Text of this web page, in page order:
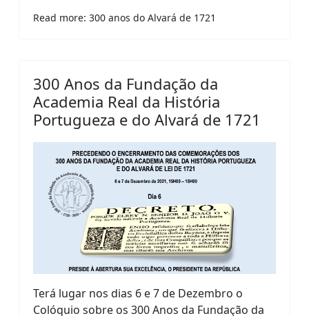
Read more: 300 anos do Alvará de 1721
300 Anos da Fundação da
Academia Real da História
Portugueza e do Alvará de 1721
Terá lugar nos dias 6 e 7 de Dezembro o
Colóquio sobre os 300 Anos da Fundação da